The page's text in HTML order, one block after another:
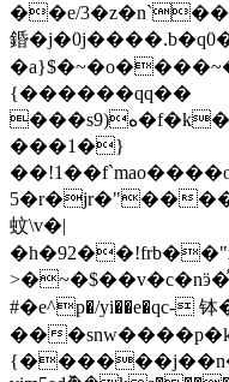
��e/
錉
{������qq��
���sه(9�f�k�n�:�y�����en"�$�ka���c�7�h��f�{��xx�7$t�>�}
���1�}
5�r�jr�"��
蚊\v�|
#�e^p�/yi��e�qc-
��